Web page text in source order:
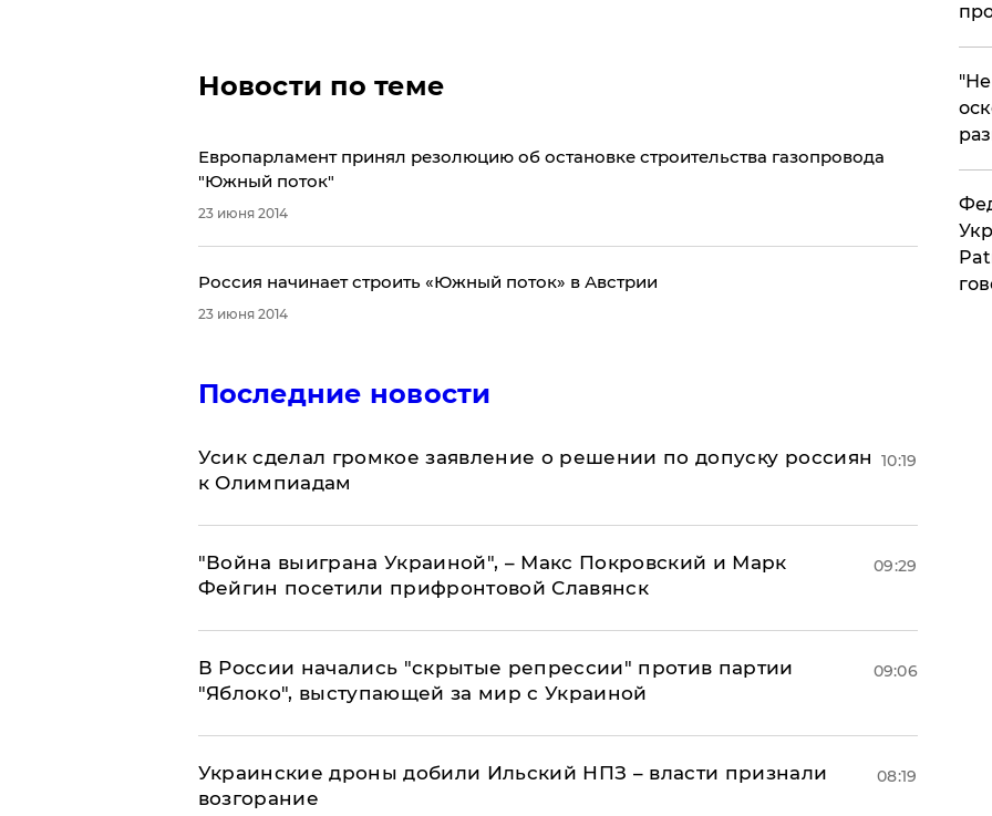
Новости по теме
Европарламент принял резолюцию об остановке строительства газопровода
"Южный поток"
23 июня 2014
Россия начинает строить «Южный поток» в Австрии
23 июня 2014
Последние новости
Усик сделал громкое заявление о решении по допуску россиян
к Олимпиадам
10:19
"Война выиграна Украиной", – Макс Покровский и Марк
Фейгин посетили прифронтовой Славянск
09:29
В России начались "скрытые репрессии" против партии
"Яблоко", выступающей за мир с Украиной
09:06
Украинские дроны добили Ильский НПЗ – власти признали
возгорание
08:19